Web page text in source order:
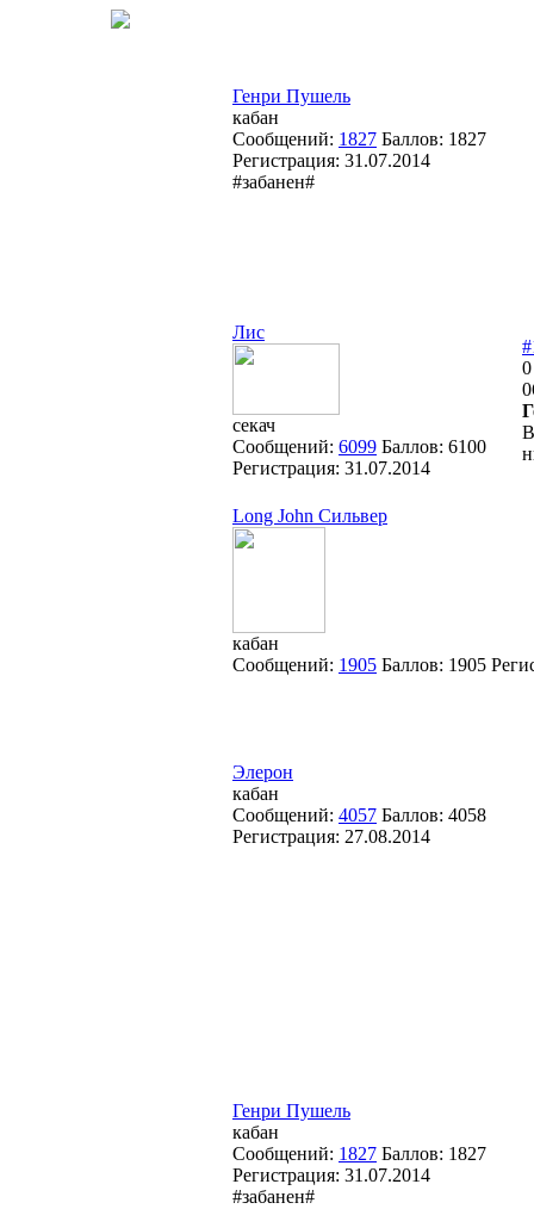
Генри Пушель
кабан
Сообщений: 1827 Баллов: 1827
Регистрация: 31.07.2014
#забанен#
Лис
секач
Сообщений: 6099 Баллов: 6100
Регистрация: 31.07.2014
0
Long John Сильвер
кабан
Сообщений: 1905 Баллов: 1905
Элерон
кабан
Сообщений: 4057 Баллов: 4058
Регистрация: 27.08.2014
Генри Пушель
кабан
Сообщений: 1827 Баллов: 1827
Регистрация: 31.07.2014
#забанен#